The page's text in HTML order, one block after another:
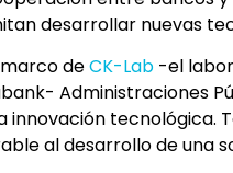
desarrollar nuevas
deCK-Lab -el
Administraciones
innovación tecnológica.
al desarrollo de una